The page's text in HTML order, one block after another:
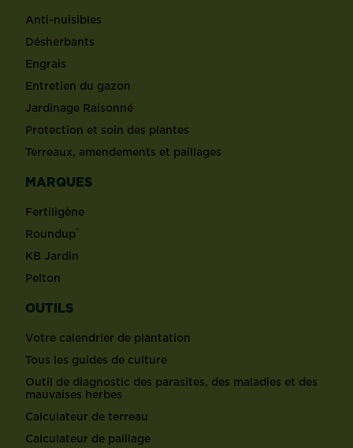
Anti-nuisibles
Désherbants
Engrais
Entretien du gazon
Jardinage Raisonné
Protection et soin des plantes
Terreaux, amendements et paillages
MARQUES
Fertiligène
Roundup®
KB Jardin
Pelton
OUTILS
Votre calendrier de plantation
Tous les guides de culture
Outil de diagnostic des parasites, des maladies et des
mauvaises herbes
Calculateur de terreau
Calculateur de paillage